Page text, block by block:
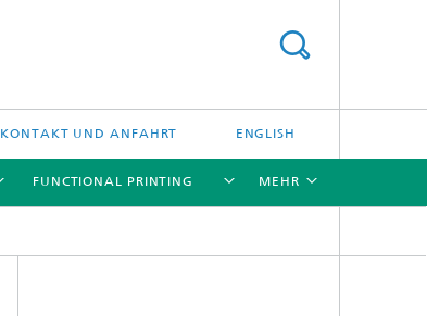
KONTAKT UND ANFAHRT ENGLISH
FUNCTIONAL PRINTING MEHR